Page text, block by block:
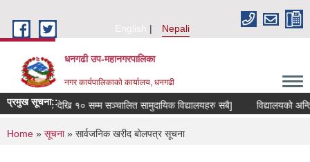
English
Nepali
धनगढी उप-महानगरपालिका
नगर कार्यपालिकाको कार्यालय, धनगढी
प्रमुख सूचना::
[श्री कक्षा ८ देखि १० सम्म सञ्चालित सामुदायिक विद्यालयहरु सबै] विद्यालयको
You are here
Home » सूचना» सार्वजनिक खरीद बोलपत्र सूचना